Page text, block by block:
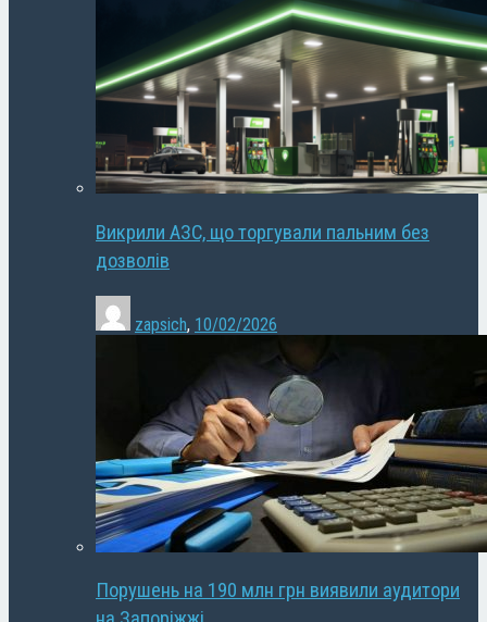
Викрили АЗС, що торгували пальним без
дозволів
zapsich, 10/02/2026
Порушень на 190 млн грн виявили аудитори